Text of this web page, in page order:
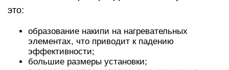
это:
образование накипи на нагревательных
элементах, что приводит к падению
эффективности;
большие размеры установки;